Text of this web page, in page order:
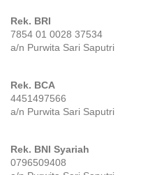
Rek. BRI
7854 01 0028 37534
a/n Purwita Sari Saputri
Rek. BCA
4451497566
a/n Purwita Sari Saputri
Rek. BNI Syariah
0796509408